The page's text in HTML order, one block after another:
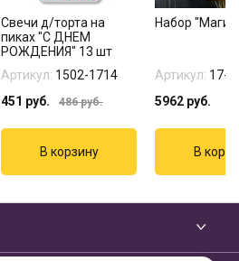
Свечи д/торта на
пиках "С ДНЕМ
РОЖДЕНИЯ" 13 шт
Артикул: 1502-1714
451 руб. 486руб.
Набор "Магия
Артикул: 17-
5962 руб.